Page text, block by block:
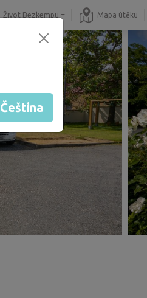
Život Bezkempu Mapa útěku
Čeština